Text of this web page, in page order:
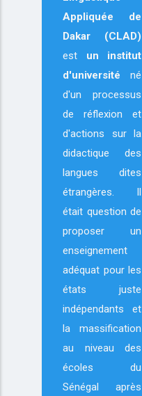
Appliquée de
Dakar (CLAD)
est un institut
d'université né
d'un processus
de réflexion et
d'actions sur la
didactique des
langues dites
étrangères. Il
était question de
proposer un
enseignement
adéquat pour les
états juste
indépendants et
la massification
au niveau des
écoles du
Sénégal après